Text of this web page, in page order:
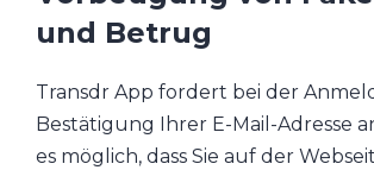
und Betrug
Transdr App fordert bei der
Bestätigung Ihrer E-Mail-Adresse
es möglich, dass Sie auf der